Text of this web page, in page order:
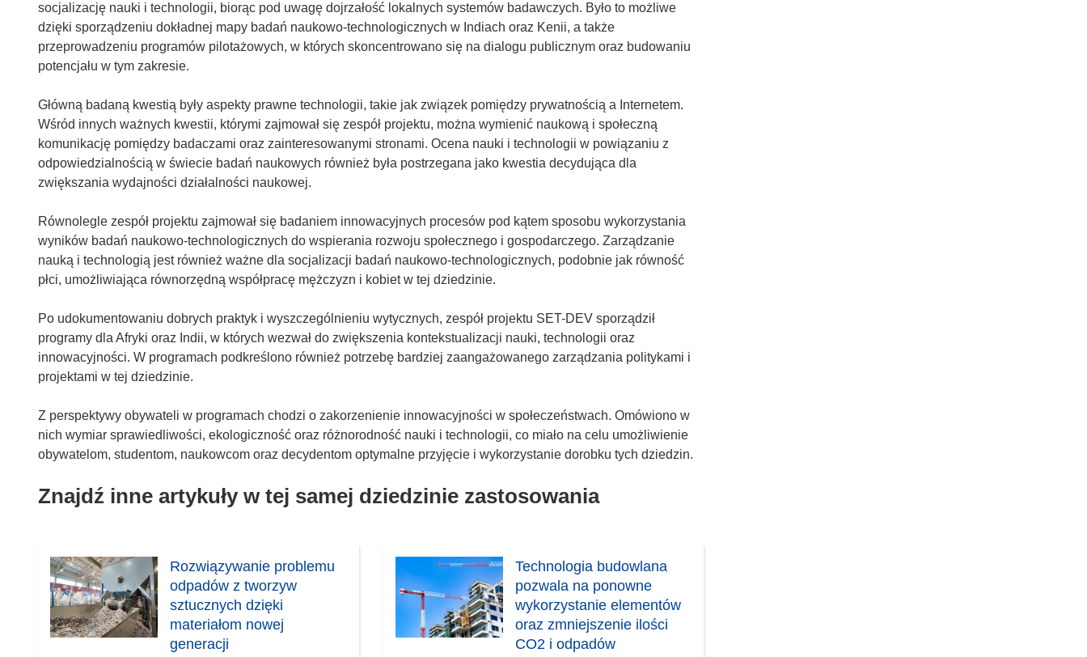
socjalizację nauki i technologii, biorąc pod uwagę dojrzałość lokalnych systemów badawczych. Było to możliwe
dzięki sporządzeniu dokładnej mapy badań naukowo-technologicznych w Indiach oraz Kenii, a także
przeprowadzeniu programów pilotażowych, w których skoncentrowano się na dialogu publicznym oraz budowaniu
potencjału w tym zakresie.
Główną badaną kwestią były aspekty prawne technologii, takie jak związek pomiędzy prywatnością a Internetem.
Wśród innych ważnych kwestii, którymi zajmował się zespół projektu, można wymienić naukową i społeczną
komunikację pomiędzy badaczami oraz zainteresowanymi stronami. Ocena nauki i technologii w powiązaniu z
odpowiedzialnością w świecie badań naukowych również była postrzegana jako kwestia decydująca dla
zwiększania wydajności działalności naukowej.
Równolegle zespół projektu zajmował się badaniem innowacyjnych procesów pod kątem sposobu wykorzystania
wyników badań naukowo-technologicznych do wspierania rozwoju społecznego i gospodarczego. Zarządzanie
nauką i technologią jest również ważne dla socjalizacji badań naukowo-technologicznych, podobnie jak równość
płci, umożliwiająca równorzędną współpracę mężczyzn i kobiet w tej dziedzinie.
Po udokumentowaniu dobrych praktyk i wyszczególnieniu wytycznych, zespół projektu SET-DEV sporządził
programy dla Afryki oraz Indii, w których wezwał do zwiększenia kontekstualizacji nauki, technologii oraz
innowacyjności. W programach podkreślono również potrzebę bardziej zaangażowanego zarządzania politykami i
projektami w tej dziedzinie.
Z perspektywy obywateli w programach chodzi o zakorzenienie innowacyjności w społeczeństwach. Omówiono w
nich wymiar sprawiedliwości, ekologiczność oraz różnorodność nauki i technologii, co miało na celu umożliwienie
obywatelom, studentom, naukowcom oraz decydentom optymalne przyjęcie i wykorzystanie dorobku tych dziedzin.
Znajdź inne artykuły w tej samej dziedzinie zastosowania
Rozwiązywanie problemu
odpadów z tworzyw
sztucznych dzięki
materiałom nowej
generacji
Technologia budowlana
pozwala na ponowne
wykorzystanie elementów
oraz zmniejszenie ilości
CO2 i odpadów